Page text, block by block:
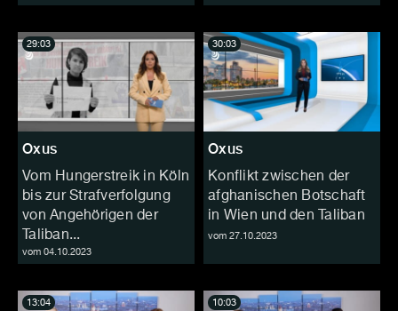
Oxus
Vom Hungerstreik in Köln
bis zur Strafverfolgung
von Angehörigen der
Taliban...
vom 04.10.2023
29:03
Oxus
Konflikt zwischen der
afghanischen Botschaft
in Wien und den Taliban
vom 27.10.2023
30:03
13:04 10:03